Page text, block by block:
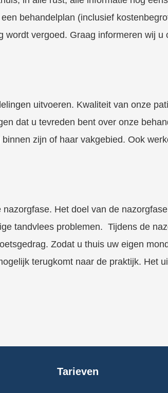
behandelplan (inclusief
vergoed. Graag informeren wij
uitvoeren. Kwaliteit van onze
dat u tevreden bent over onze
zijn of haar vakgebied. Ook
Het doel van de
tandvlees problemen. Tijdens de
Zodat u thuis uw eigen
terugkomt naar de praktijk. Het
Tarieven